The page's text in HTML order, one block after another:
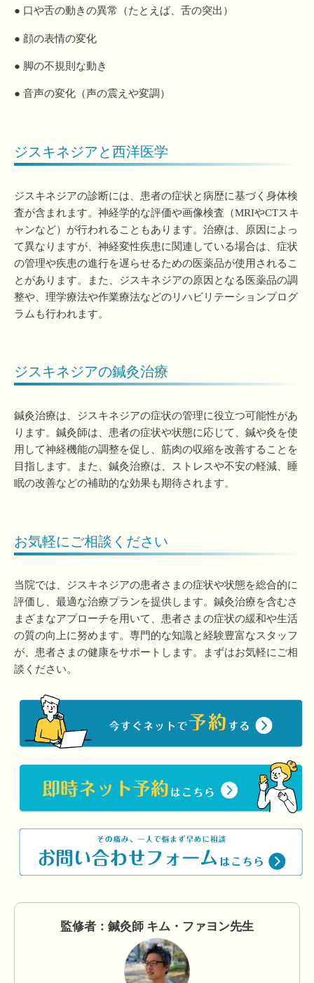
● 口や舌の動きの異常（たとえば、舌の突出）
● 顔の表情の変化
● 脚の不規則な動き
● 音声の変化（声の震えや変調）
ジスキネジアと西洋医学
ジスキネジアの診断には、患者の症状と病歴に基づく身体検
査が含まれます。神経学的な評価や画像検査（MRIやCTスキ
ャンなど）が行われることもあります。治療は、原因によっ
て異なりますが、神経変性疾患に関連している場合は、症状
の管理や疾患の進行を遅らせるための医薬品が使用されるこ
とがあります。また、ジスキネジアの原因となる医薬品の調
整や、理学療法や作業療法などのリハビリテーションプログ
ラムも行われます。
ジスキネジアの鍼灸治療
鍼灸治療は、ジスキネジアの症状の管理に役立つ可能性があ
ります。鍼灸師は、患者の症状や状態に応じて、鍼や灸を使
用して神経機能の調整を促し、筋肉の収縮を改善することを
目指します。また、鍼灸治療は、ストレスや不安の軽減、睡
眠の改善などの補助的な効果も期待されます。
お気軽にご相談ください
当院では、ジスキネジアの患者さまの症状や状態を総合的に
評価し、最適な治療プランを提供します。鍼灸治療を含むさ
まざまなアプローチを用いて、患者さまの症状の緩和や生活
の質の向上に努めます。専門的な知識と経験豊富なスタッフ
が、患者さまの健康をサポートします。まずはお気軽にご相
談ください。
監修者：鍼灸師 キム・ファヨン先生